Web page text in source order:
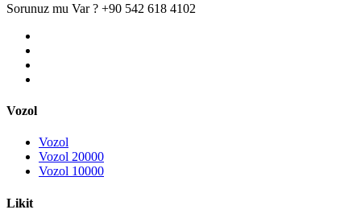
Sorunuz mu Var ? +90 542 618 4102
Vozol
Vozol
Vozol 20000
Vozol 10000
Likit